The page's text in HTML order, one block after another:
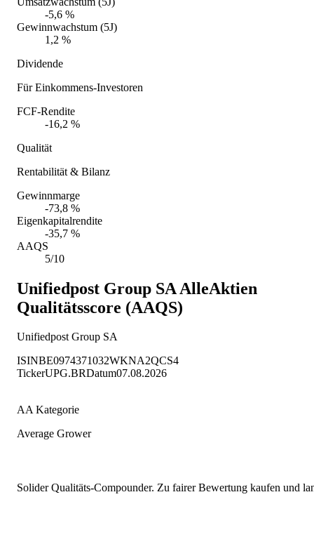
-5,6 %
Gewinnwachstum (5J)
1,2 %
Dividende
Für Einkommens-Investoren
FCF-Rendite
-16,2 %
Qualität
Rentabilität & Bilanz
Gewinnmarge
-73,8 %
Eigenkapitalrendite
-35,7 %
AAQS
5/10
Unifiedpost Group SA AlleAktien
Qualitätsscore (AAQS)
Unifiedpost Group SA
ISINBE0974371032WKNA2QCS4
TickerUPG.BRDatum07.08.2026
AA Kategorie
Average Grower
Solider Qualitäts-Compounder. Zu fairer Bewertung kaufen und